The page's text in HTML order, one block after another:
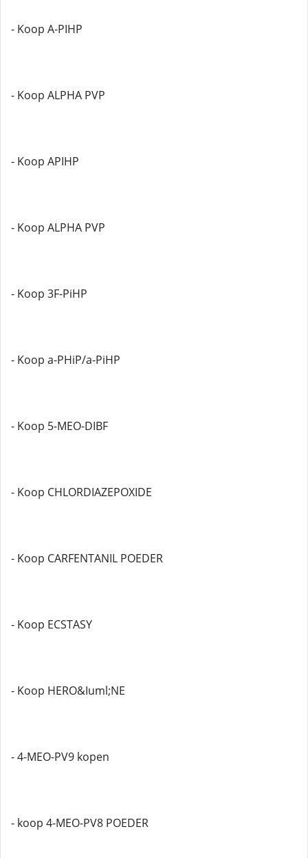
- Koop A-PIHP
- Koop ALPHA PVP
- Koop APIHP
- Koop ALPHA PVP
- Koop 3F-PiHP
- Koop a-PHiP/a-PiHP
- Koop 5-MEO-DIBF
- Koop CHLORDIAZEPOXIDE
- Koop CARFENTANIL POEDER
- Koop ECSTASY
- Koop HERO&Iuml;NE
- 4-MEO-PV9 kopen
- koop 4-MEO-PV8 POEDER